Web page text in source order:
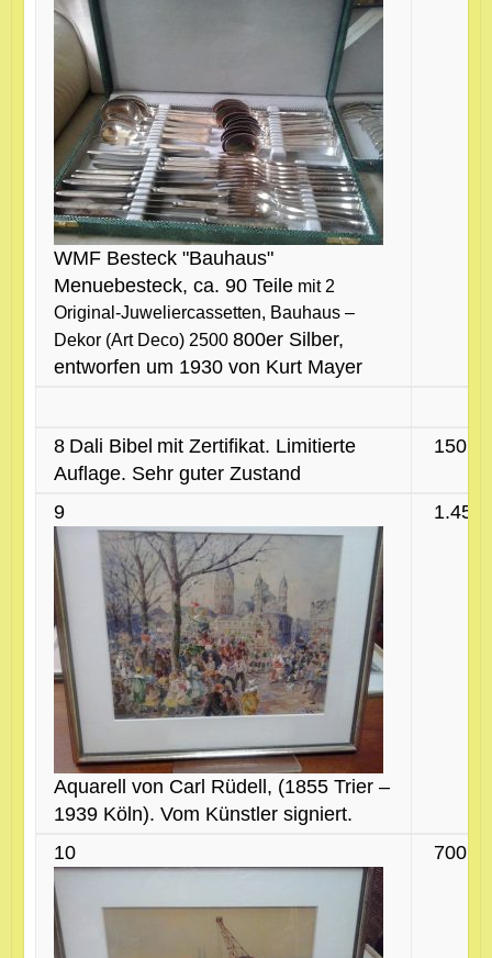
WMF Besteck "Bauhaus"
Menuebesteck, ca. 90 Teile mit 2
Original-Juweliercassetten, Bauhaus –
Dekor (Art Deco) 2500 800er Silber,
entworfen um 1930 von Kurt Mayer
8 Dali Bibel mit Zertifikat. Limitierte
Auflage. Sehr guter Zustand
150 €
9
Aquarell von Carl Rüdell, (1855 Trier –
1939 Köln). Vom Künstler signiert.
1.450
10 700 €